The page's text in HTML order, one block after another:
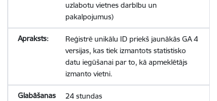
uzlabotu vietnes darbību un
pakalpojumus)
Reģistrē unikālu ID priekš jaunākās GA 4
versijas, kas tiek izmantots statistisko
datu iegūšanai par to, kā apmeklētājs
izmanto vietni.
24 stundas